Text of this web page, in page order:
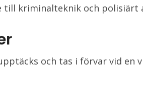
till kriminalteknik och polisiärt
och tas i förvar vid en